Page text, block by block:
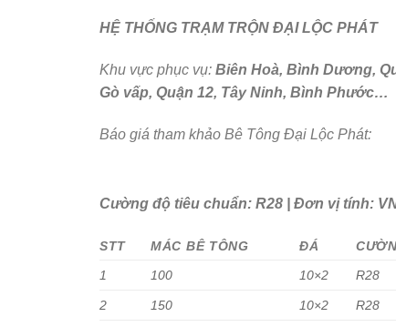
HỆ THỐNG TRẠM TRỘN ĐẠI LỘC PHÁT
Khu vực phục vụ: Biên Hoà, Bình Dương,
Gò vấp, Quận 12, Tây Ninh, Bình Phước…
Báo giá tham khảo Bê Tông Đại Lộc Phát:
Cường độ tiêu chuẩn: R28 | Đơn vị tính:
STT MÁC BÊ TÔNG ĐÁ
1
100 10×2 R28
2 150 10×2 R28